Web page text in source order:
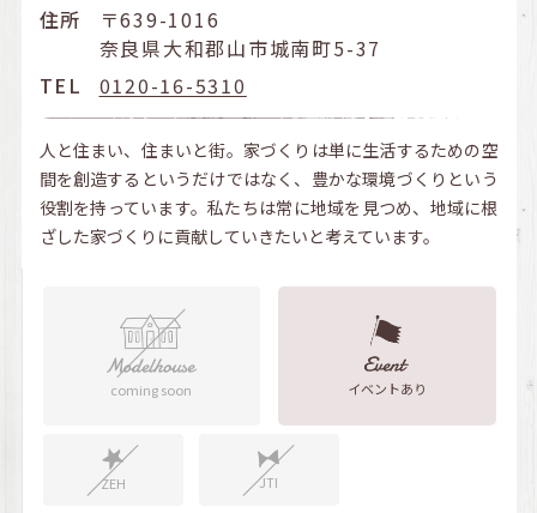
住所
〒639-1016
奈良県大和郡山市城南町5-37
TEL
0120-16-5310
人と住まい、住まいと街。家づくりは単に生活するための空
間を創造するというだけではなく、豊かな環境づくりという
役割を持っています。私たちは常に地域を見つめ、地域に根
ざした家づくりに貢献していきたいと考えています。
coming soon イベントあり
ZEH JTI